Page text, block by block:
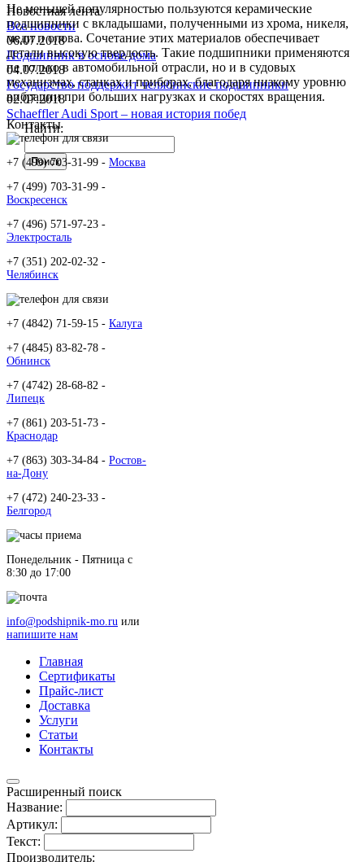
Новостная лента
Все новости
06.07.2018
Подшипник в основе дома
04.07.2018
Государство поддержит челябинские подшипники
02.07.2018
Schaeffler Audi Sport – новая история побед
Найти:
Не меньшей популярностью пользуются керамические
подшипники с вкладышами, полученными из хрома, никеля,
меди и олова. Сочетание этих материалов обеспечивает
детали высокую твердость. Такие подшипники применяются
не только в автомобильной отрасли, но и в судовых
механизмах, станках и приборах, благодаря низкому уровню
вибрации при больших нагрузках и скоростях вращения.
Контакты
+7 (499) 703-31-99 - Москва
+7 (499) 703-31-99 -
Воскресенск
+7 (496) 571-97-23 -
Электросталь
+7 (351) 202-02-32 -
Челябинск
+7 (4842) 71-59-15 - Калуга
+7 (4845) 83-82-78 -
Обнинск
+7 (4742) 28-68-82 -
Липецк
+7 (861) 203-51-73 -
Краснодар
+7 (863) 303-34-84 - Ростов-
на-Дону
+7 (472) 240-23-33 -
Белгород
Понедельник - Пятница c
8:30 до 17:00
info@podshipnik-mo.ru или
напишите нам
Главная
Сертификаты
Прайс-лист
Доставка
Услуги
Статьи
Контакты
Расширенный поиск
Название:
Артикул:
Текст:
Производитель: